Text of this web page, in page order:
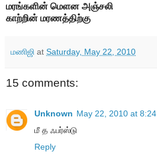
மரங்களின் மெளன அஞ்சலி
காற்றின் மரணத்திற்கு
மணிஜி at Saturday, May 22, 2010
15 comments:
Unknown May 22, 2010 at 8:24
மீ த ஃபர்ஸ்டு
Reply